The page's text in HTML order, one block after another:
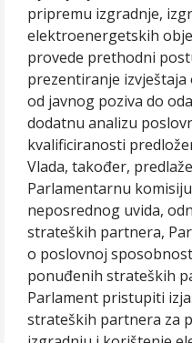
pripremu izgradnje,
elektroenergetskih
provede prethodni
prezentiranje
od javnog poziva do
dodatnu analizu
kvalificiranosti
Vlada, također,
Parlamentarnu
neposrednog uvida,
strateških partnera,
o poslovnoj
ponuđenih strateških
Parlament pristupiti
strateških partnera za